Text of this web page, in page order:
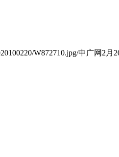
W872710.jpg/中广网